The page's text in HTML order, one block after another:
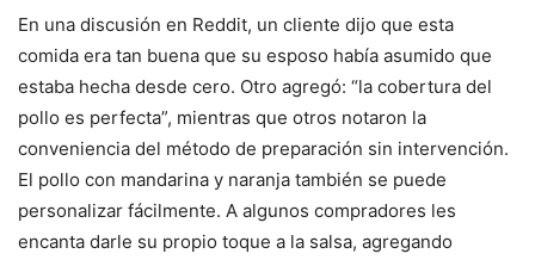
En una discusión en Reddit, un cliente dijo que esta
comida era tan buena que su esposo había asumido que
estaba hecha desde cero. Otro agregó: “la cobertura del
pollo es perfecta”, mientras que otros notaron la
conveniencia del método de preparación sin intervención.
El pollo con mandarina y naranja también se puede
personalizar fácilmente. A algunos compradores les
encanta darle su propio toque a la salsa, agregando